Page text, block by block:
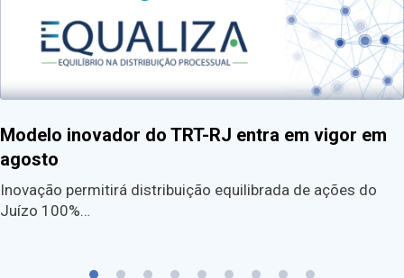
Modelo inovador do TRT-RJ entra em vigor em
agosto
Inovação permitirá distribuição equilibrada de ações do
Juízo 100%…